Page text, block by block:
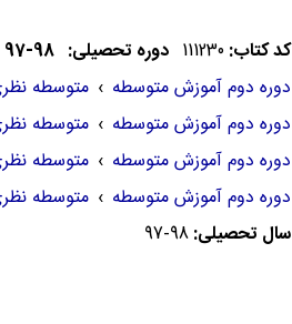
کد کتاب: 111230 دوره تحصیلی: 98-97
دوره دوم آموزش متوسطه › متوسطه
دوره دوم آموزش متوسطه › متوسطه
دوره دوم آموزش متوسطه › متوسطه
دوره دوم آموزش متوسطه › متوسطه
سال تحصیلی:97-98